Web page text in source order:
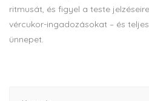
ritmusát, és figyel a teste
vércukor-ingadozásokat – és
ünnepet.